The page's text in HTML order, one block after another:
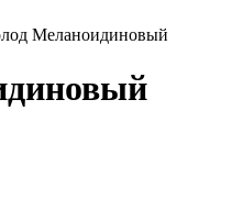
Меланоидиновый